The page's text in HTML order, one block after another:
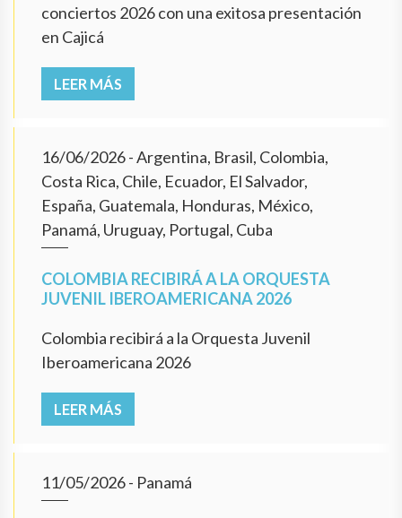
conciertos 2026 con una exitosa presentación
en Cajicá
LEER MÁS
16/06/2026- Argentina, Brasil, Colombia,
Costa Rica, Chile, Ecuador, El Salvador,
España, Guatemala, Honduras, México,
Panamá, Uruguay, Portugal, Cuba
COLOMBIA RECIBIRÁ A LA ORQUESTA
JUVENIL IBEROAMERICANA 2026
Colombia recibirá a la Orquesta Juvenil
Iberoamericana 2026
LEER MÁS
11/05/2026- Panamá